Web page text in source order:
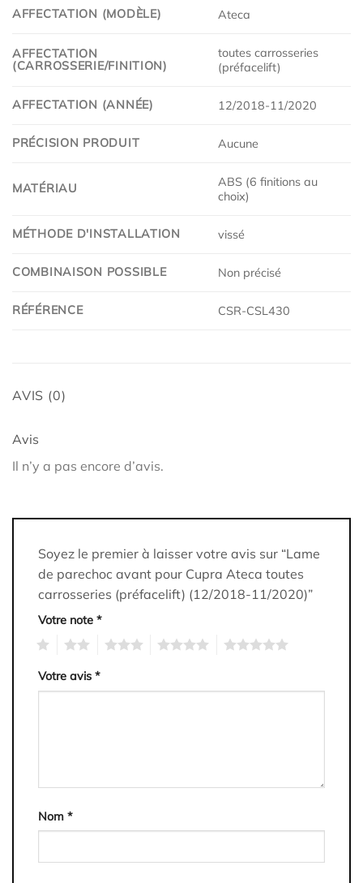
AFFECTATION (MODÈLE) Ateca
AFFECTATION
(CARROSSERIE/FINITION)
toutes carrosseries
(préfacelift)
AFFECTATION (ANNÉE) 12/2018-11/2020
PRÉCISION PRODUIT Aucune
MATÉRIAU
ABS (6 finitions au
choix)
MÉTHODE D'INSTALLATION vissé
COMBINAISON POSSIBLE Non précisé
RÉFÉRENCE CSR-CSL430
AVIS (0)
Avis
Il n’y a pas encore d’avis.
Soyez le premier à laisser votre avis sur “Lame
de parechoc avant pour Cupra Ateca toutes
carrosseries (préfacelift) (12/2018-11/2020)”
Votre note *
Votre avis *
Nom *